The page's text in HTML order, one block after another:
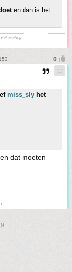
en dan is het
today,. ..
miss_sly het
dat moeten